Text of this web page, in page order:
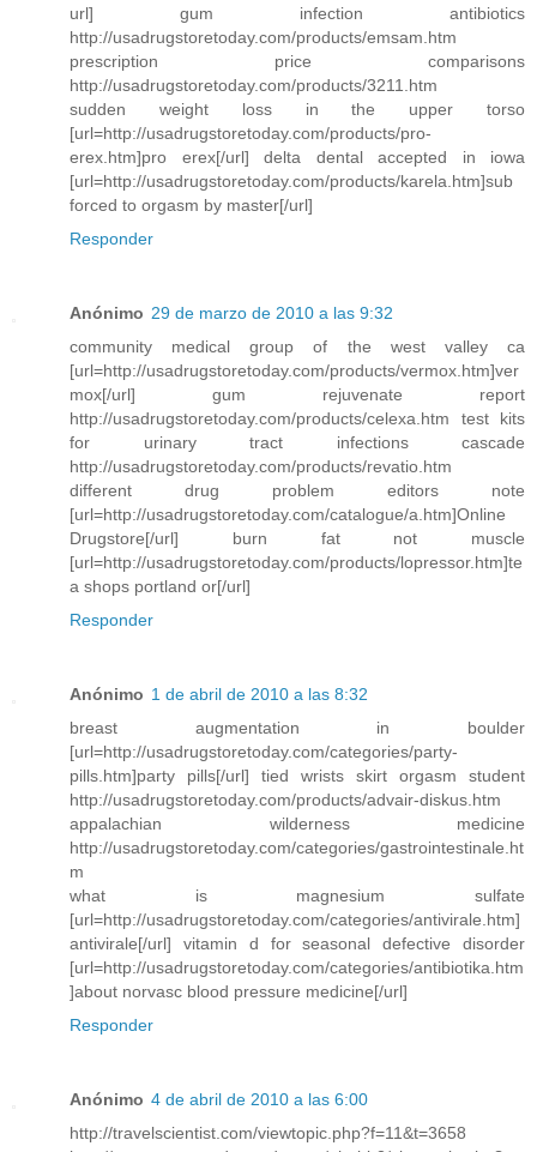
url] gum infection antibiotics
http://usadrugstoretoday.com/products/emsam.htm
prescription price comparisons
http://usadrugstoretoday.com/products/3211.htm
sudden weight loss in the upper torso
[url=http://usadrugstoretoday.com/products/pro-
erex.htm]pro erex[/url] delta dental accepted in iowa
[url=http://usadrugstoretoday.com/products/karela.htm]sub
forced to orgasm by master[/url]
Responder
Anónimo 29 de marzo de 2010 a las 9:32
community medical group of the west valley ca
[url=http://usadrugstoretoday.com/products/vermox.htm]ver
mox[/url] gum rejuvenate report
http://usadrugstoretoday.com/products/celexa.htm test kits
for urinary tract infections cascade
http://usadrugstoretoday.com/products/revatio.htm
different drug problem editors note
[url=http://usadrugstoretoday.com/catalogue/a.htm]Online
Drugstore[/url] burn fat not muscle
[url=http://usadrugstoretoday.com/products/lopressor.htm]te
a shops portland or[/url]
Responder
Anónimo 1 de abril de 2010 a las 8:32
breast augmentation in boulder
[url=http://usadrugstoretoday.com/categories/party-
pills.htm]party pills[/url] tied wrists skirt orgasm student
http://usadrugstoretoday.com/products/advair-diskus.htm
appalachian wilderness medicine
http://usadrugstoretoday.com/categories/gastrointestinale.ht
m
what is magnesium sulfate
[url=http://usadrugstoretoday.com/categories/antivirale.htm]
antivirale[/url] vitamin d for seasonal defective disorder
[url=http://usadrugstoretoday.com/categories/antibiotika.htm
]about norvasc blood pressure medicine[/url]
Responder
Anónimo 4 de abril de 2010 a las 6:00
http://travelscientist.com/viewtopic.php?f=11&t=3658